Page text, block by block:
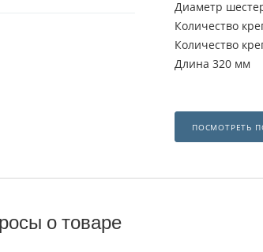
Диаметр
Количество
Количество
Длина 320 мм
ПОСМОТРЕТЬ
о товаре